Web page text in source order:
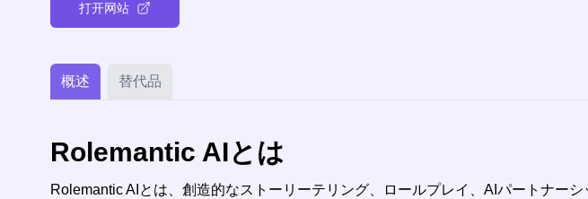
打开网站
概述 替代品
Rolemantic AIとは
Rolemantic AIとは、創造的なストーリーテリング、ロールプレイ、AIパートナー